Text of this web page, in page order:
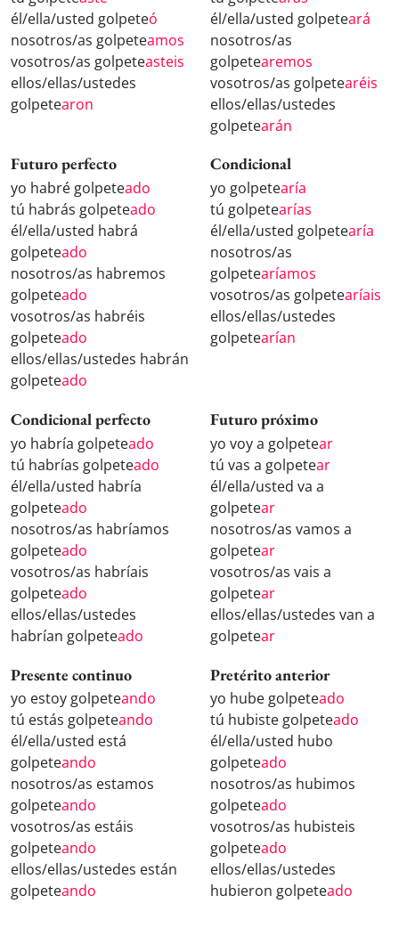
él/ella/usted golpeteó
nosotros/as golpeteamos
vosotros/as golpeteasteis
ellos/ellas/ustedes
golpetearon
él/ella/usted golpeteará
nosotros/as
golpetearemos
vosotros/as golpetearéis
ellos/ellas/ustedes
golpetearán
Futuro perfecto
yo habré golpeteado
tú habrás golpeteado
él/ella/usted habrá
golpeteado
nosotros/as habremos
golpeteado
vosotros/as habréis
golpeteado
ellos/ellas/ustedes habrán
golpeteado
Condicional
yo golpetearía
tú golpetearías
él/ella/usted golpetearía
nosotros/as
golpetearíamos
vosotros/as golpetearíais
ellos/ellas/ustedes
golpetearían
Condicional perfecto
yo habría golpeteado
tú habrías golpeteado
él/ella/usted habría
golpeteado
nosotros/as habríamos
golpeteado
vosotros/as habríais
golpeteado
ellos/ellas/ustedes
habrían golpeteado
Futuro próximo
yo voy a golpetear
tú vas a golpetear
él/ella/usted va a
golpetear
nosotros/as vamos a
golpetear
vosotros/as vais a
golpetear
ellos/ellas/ustedes van a
golpetear
Presente continuo
yo estoy golpeteando
tú estás golpeteando
él/ella/usted está
golpeteando
nosotros/as estamos
golpeteando
vosotros/as estáis
golpeteando
ellos/ellas/ustedes están
golpeteando
Pretérito anterior
yo hube golpeteado
tú hubiste golpeteado
él/ella/usted hubo
golpeteado
nosotros/as hubimos
golpeteado
vosotros/as hubisteis
golpeteado
ellos/ellas/ustedes
hubieron golpeteado